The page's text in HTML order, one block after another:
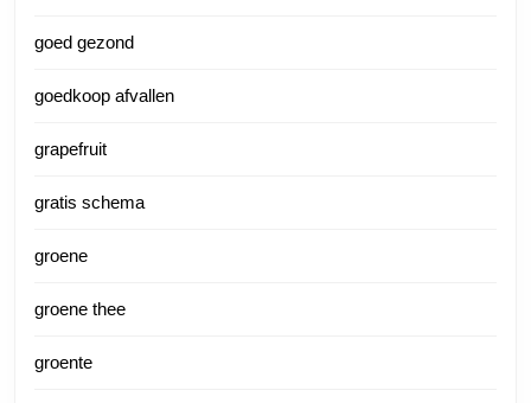
goed gezond
goedkoop afvallen
grapefruit
gratis schema
groene
groene thee
groente